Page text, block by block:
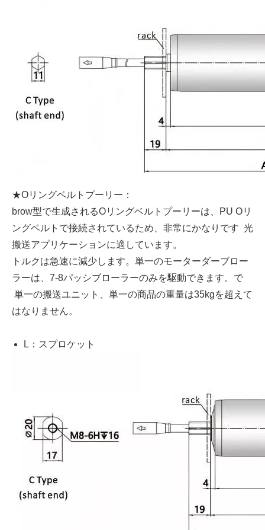
★Oリングベルトプーリー：
brow型で生成されるOリングベルトプーリーは、PU Oリ
ングベルトで接続されているため、非常にかなりです 光
搬送アプリケーションに適しています。
トルクは急速に減少します。単一のモーターダーブロー
ラーは、7-8パッシブローラーのみを駆動できます。で
単一の搬送ユニット、単一の商品の重量は35kgを超えて
はなりません。
L：スプロケット